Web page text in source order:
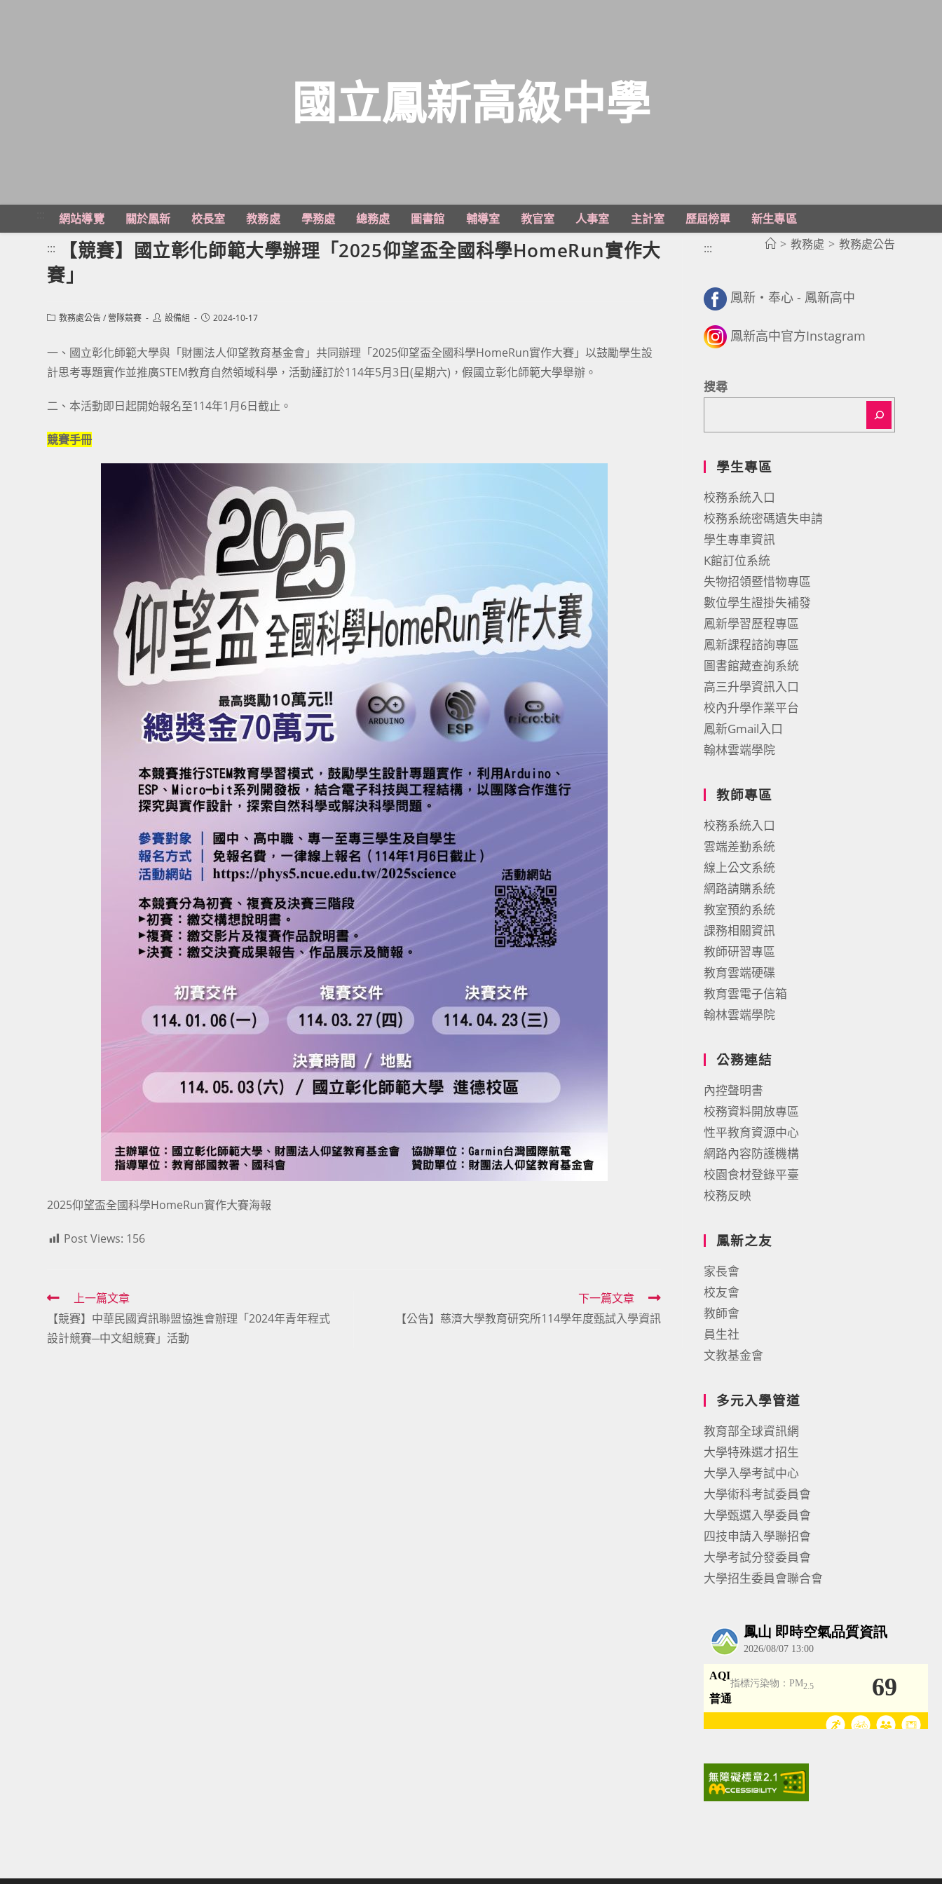
主
國立鳳新高級中學
網站導覽 關於鳳新 校長室 教務處 學務處 總務處 圖書館 輔導室 教官室 人事室 主計室 歷屆榜單
新生專區
> 教務處 > 教務處公告
:::
【競賽】國立彰化師範大學辦理「2025仰望盃全國科學HomeRun實作大
賽」
Post教務處公告/營隊競賽
Post設備組
Post2024-10-17
一、國立彰化師範大學與「財團法人仰望教育基金會」共同辦理「2025仰望盃全國科學HomeRun實作大賽」以鼓勵學生設
計思考專題實作並推廣STEM教育自然領域科學，活動謹訂於114年5月3日(星期六)，假國立彰化師範大學舉辦。
二、本活動即日起開始報名至114年1月6日截止。
競賽手冊
2025仰望盃全國科學HomeRun實作大賽海報
Post Views: 156
Read
more
articles
上一篇文章
【競賽】中華民國資訊聯盟協進會辦理「2024年青年程式
設計競賽─中文組競賽」活動
下一篇文章
【公告】慈濟大學教育研究所114學年度甄試入學資訊
:::
鳳新・奉心 - 鳳新高中
鳳新高中官方Instagram
搜尋
學生專區
校務系統入口
校務系統密碼遺失申請
學生專車資訊
K館訂位系統
失物招領暨惜物專區
數位學生證掛失補發
鳳新學習歷程專區
鳳新課程諮詢專區
圖書館藏查詢系統
高三升學資訊入口
校內升學作業平台
鳳新Gmail入口
翰林雲端學院
教師專區
校務系統入口
雲端差勤系統
線上公文系統
網路請購系統
教室預約系統
課務相關資訊
教師研習專區
教育雲端硬碟
教育雲電子信箱
翰林雲端學院
公務連結
內控聲明書
校務資料開放專區
性平教育資源中心
網路內容防護機構
校園食材登錄平臺
校務反映
鳳新之友
家長會
校友會
教師會
員生社
文教基金會
多元入學管道
教育部全球資訊網
大學特殊選才招生
大學入學考試中心
大學術科考試委員會
大學甄選入學委員會
四技申請入學聯招會
大學考試分發委員會
大學招生委員會聯合會